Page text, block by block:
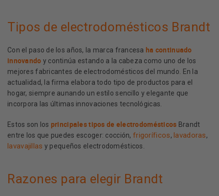
Tipos de electrodomésticos Brandt
Con el paso de los años, la marca francesa ha continuado
innovando y continúa estando a la cabeza como uno de los
mejores fabricantes de electrodomésticos del mundo. En la
actualidad, la firma elabora todo tipo de productos para el
hogar, siempre aunando un estilo sencillo y elegante que
incorpora las últimas innovaciones tecnológicas.
Estos son los principales tipos de electrodomésticos Brandt
entre los que puedes escoger: cocción, frigoríficos, lavadoras,
lavavajillas y pequeños electrodomésticos.
Razones para elegir Brandt